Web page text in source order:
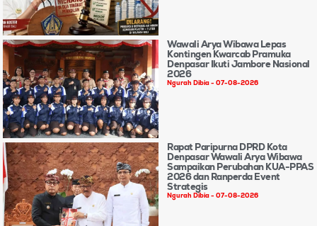
Wawali Arya Wibawa Lepas
Kontingen Kwarcab Pramuka
Denpasar Ikuti Jambore Nasional
2026
Ngurah Dibia 07-08-2026
Rapat Paripurna DPRD Kota
Denpasar Wawali Arya Wibawa
Sampaikan Perubahan KUA-PPAS
2026 dan Ranperda Event
Strategis
Ngurah Dibia 07-08-2026